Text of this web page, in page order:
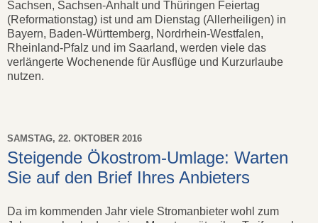
Sachsen, Sachsen-Anhalt und Thüringen Feiertag
(Reformationstag) ist und am Dienstag (Allerheiligen) in
Bayern, Baden-Württemberg, Nordrhein-Westfalen,
Rheinland-Pfalz und im Saarland, werden viele das
verlängerte Wochenende für Ausflüge und Kurzurlaube
nutzen.
SAMSTAG, 22. OKTOBER 2016
Steigende Ökostrom-Umlage: Warten
Sie auf den Brief Ihres Anbieters
Da im kommenden Jahr viele Stromanbieter wohl zum